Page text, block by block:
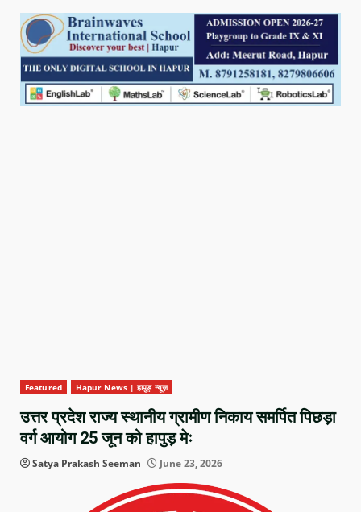
Featured Hapur News | हापुड़ न्यूज़
उत्तर प्रदेश राज्य स्थानीय ग्रामीण निकाय समर्पित पिछड़ा
वर्ग आयोग 25 जून को हापुड़ मेः
Satya Prakash Seeman June 23, 2026